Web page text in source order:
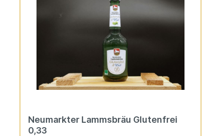
Neumarkter Lammsbräu Glutenfrei
0,33